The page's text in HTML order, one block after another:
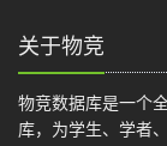
关于物竞
物竞数据库是一个
库，为学生、学者